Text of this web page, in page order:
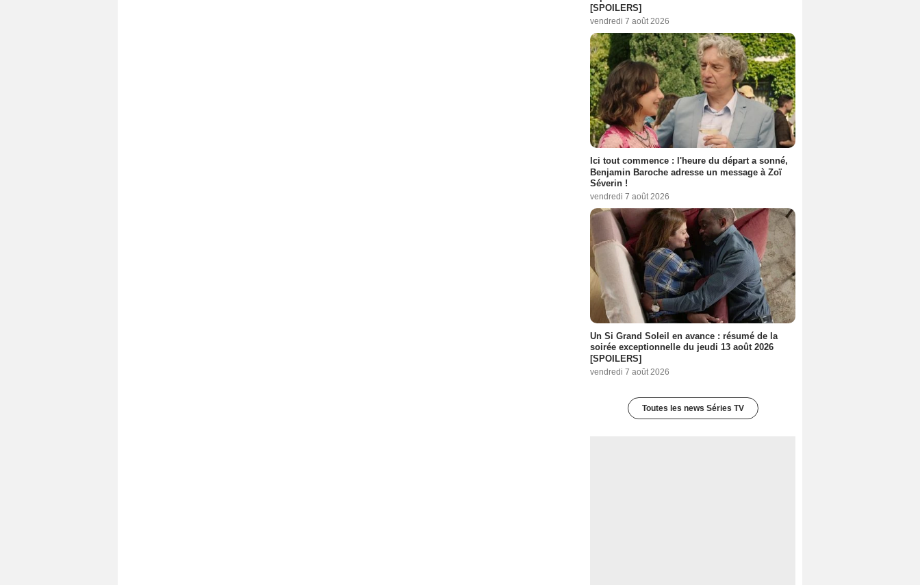
[SPOILERS]
vendredi 7 août 2026
Ici tout commence : l'heure du départ a sonné,
Benjamin Baroche adresse un message à Zoï
Séverin !
vendredi 7 août 2026
Un Si Grand Soleil en avance : résumé de la
soirée exceptionnelle du jeudi 13 août 2026
[SPOILERS]
vendredi 7 août 2026
Toutes les news Séries TV